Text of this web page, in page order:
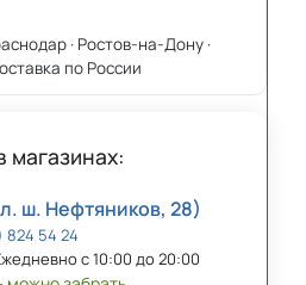
· Ростов-на-Дону ·
по России
магазинах:
ш. Нефтяников, 28)
54 24
с 10:00 до 20:00